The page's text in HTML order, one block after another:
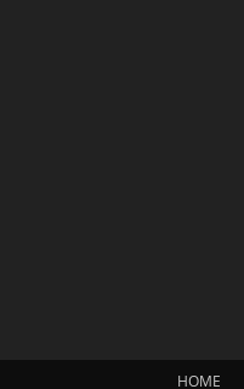
HOME